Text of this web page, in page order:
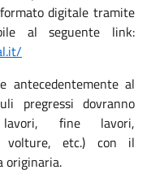
digitale tramite
al seguente link:
antecedentemente al
pregressi dovranno
fine lavori,
volture, etc.) con il
originaria.